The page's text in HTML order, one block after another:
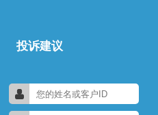
投诉建议